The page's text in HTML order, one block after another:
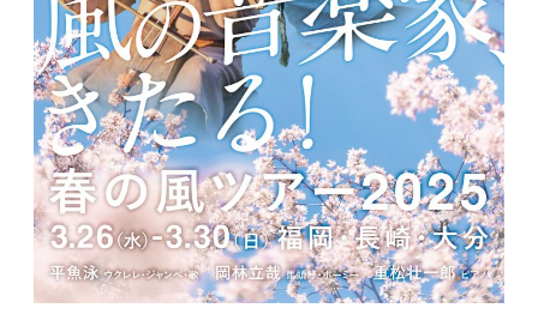
日々のレポート
Specials
プロフィール
演奏依頼